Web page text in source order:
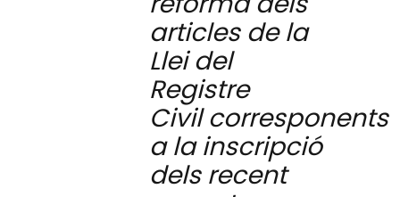
articles de la
Llei del
Registre
Civilcorresponents
a la inscripció
dels recent